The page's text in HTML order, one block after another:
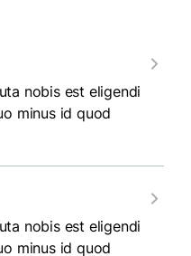
nobis est eligendi
minus id quod
nobis est eligendi
minus id quod